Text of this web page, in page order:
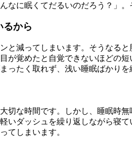
なに眠くてだるいのだろう？」
から
と減ってしまいます。そうなる
が覚めたと自覚できないほどの
たく取れず、浅い睡眠ばかり
切な時間です。しかし、睡眠時
いダッシュを繰り返しながら寝
てしまいます。